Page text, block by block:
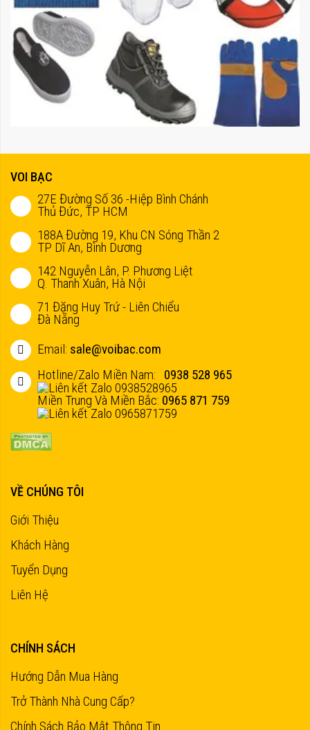
VOI BẠC
27E Đường Số 36 -Hiệp Bình Chánh
Thủ Đức, TP HCM
188A Đường 19, Khu CN Sóng Thần 2
TP Dĩ An, Bình Dương
142 Nguyễn Lân, P. Phương Liệt
Q. Thanh Xuân, Hà Nội
71 Đặng Huy Trứ - Liên Chiểu
Đà Nẵng
Email: sale@voibac.com
Hotline/Zalo Miền Nam: 0938 528 965
Miền Trung Và Miền Bắc: 0965 871 759
VỀ CHÚNG TÔI
Giới Thiệu
Khách Hàng
Tuyển Dụng
Liên Hệ
CHÍNH SÁCH
Hướng Dẫn Mua Hàng
Trở Thành Nhà Cung Cấp?
Chính Sách Bảo Mật Thông Tin